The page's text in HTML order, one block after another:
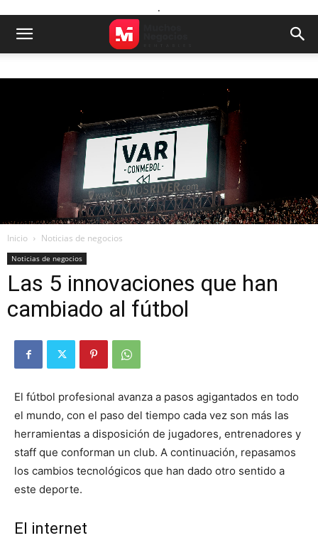
.
Inicio Noticias de negocios
Noticias de negocios
Las 5 innovaciones que han
cambiado al fútbol
El fútbol profesional avanza a pasos agigantados en todo
el mundo, con el paso del tiempo cada vez son más las
herramientas a disposición de jugadores, entrenadores y
staff que conforman un club. A continuación, repasamos
los cambios tecnológicos que han dado otro sentido a
este deporte.
El internet